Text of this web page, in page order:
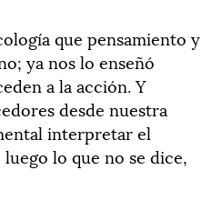
que pensamiento y
ya nos lo enseñó
a la acción. Y
desde nuestra
interpretar el
lo que no se dice,